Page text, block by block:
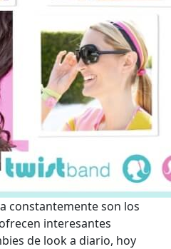
constantemente son los
interesantes
de look a diario, hoy